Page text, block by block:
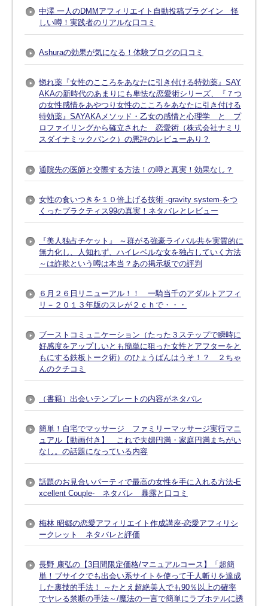
中澤 一人のDMMアフィリエイト自動投稿プラグイン 怪
しい噂！実践者のリアルな口コミ
Ashuraの効果が気になる！体験ブログの口コミ
惚れ薬『女性のこころをあなたに引き付ける特効薬』SAY
AKAの新時代のあまりにも卑怯な恋愛術シリーズ、『７つ
の女性感情をあやつり女性のこころをあなたに引き付ける
特効薬』SAYAKAメソッド・乙女の感情と心理学 と プ
ロファイリングから確立された 恋愛術（株式会社ナミリ
スダイナミックバンク）の悪評のレビューあり？
通院先の医師と交際する方法！の噂と真実！効果なし？
女性の食いつきを１０倍上げる技術 -gravity system-をつ
くったプラクティス99の真実！ネタバレとレビュー
『美人独占チケット』 ～群がる強豪ライバル共を実質的に
無力化し、人知れず、ハイレベルな女を独占していく方法
～は詐欺という噂は本当？あの掲示板での評判
６月２６日リニューアル！！ 一騎当千のアダルトアフィ
リ－２０１３年版のスレが２ｃｈで・・・
ブーストコミュニケーション（たった３ステップで瞬時に
好感度をアップしいとも簡単に狙った女性とアフターをと
もにする鉄板トーク術）のひょうばんはうそ！？ ２ちゃ
んのクチコミ
（書籍）出会いテンプレートの内容がネタバレ
簡単！自宅でマッサージ ファミリーマッサージ実行マニ
ュアル【動画付き】 これで夫婦円満・家庭円満まちがい
なし。の話題になっている内容
話題のお見合いパーティで最高の女性を手に入れる方法-E
xcellent Couple- ネタバレ 暴露と口コミ
梅林 昭郷の恋愛アフィリエイト作成講座-恋愛アフィリシ
ークレット ネタバレと評価
長野 康弘の【3日間限定価格/マニュアルコース】「超簡
単！ブサイクでも出会い系サイトを使って千人斬りを達成
した裏技的手法！ ～たとえ超絶美人でも90％以上の確率
でヤレる禁断の手法～/魔法の一言で簡単にラブホテルに誘